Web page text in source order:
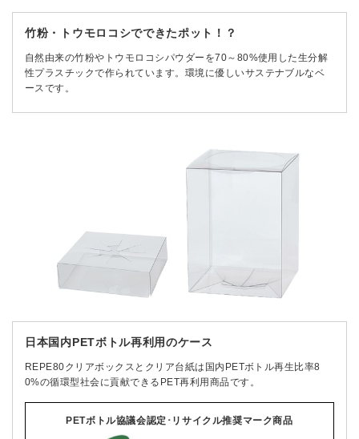
竹粉・トウモロコシでできたポット！？
自然由来の竹粉やトウモロコシパウダーを70～80%使用した生分解
性プラスチックで作られています。環境に優しいサステナブルなベ
ースです。
日本国内PETボトル再利用のケース
REPE80クリアボックスとクリア台紙は国内PETボトル再生比率8
0%の循環型社会に貢献できるPET再利用商品です。
PETボトル協議会認定･リサイクル推奨マーク商品